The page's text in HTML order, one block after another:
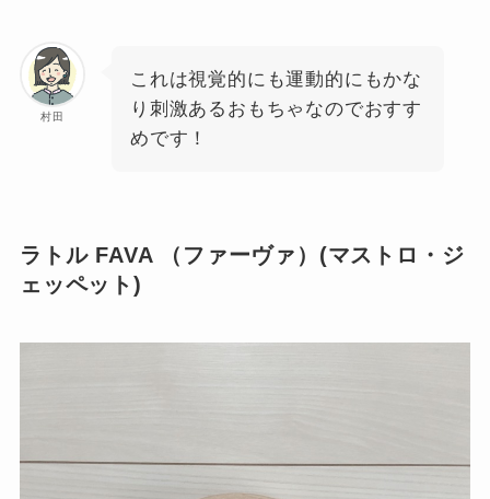
村田
これは視覚的にも運動的にもかな
り刺激あるおもちゃなのでおすす
めです！
ラトル FAVA （ファーヴァ）(マストロ・ジ
ェッペット)